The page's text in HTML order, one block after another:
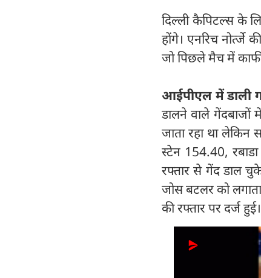
दिल्ली कैपिटल्स के
होंगे। एनरिच
जो पिछले मैच में
आईपीएल में डाली
डालने वाले गेंदबाजों
जाता रहा था लेकिन
स्टेन 154.40,
रफ्तार से गेंद डाल
जोस बटलर को
की रफ्तार पर दर्ज हुई।